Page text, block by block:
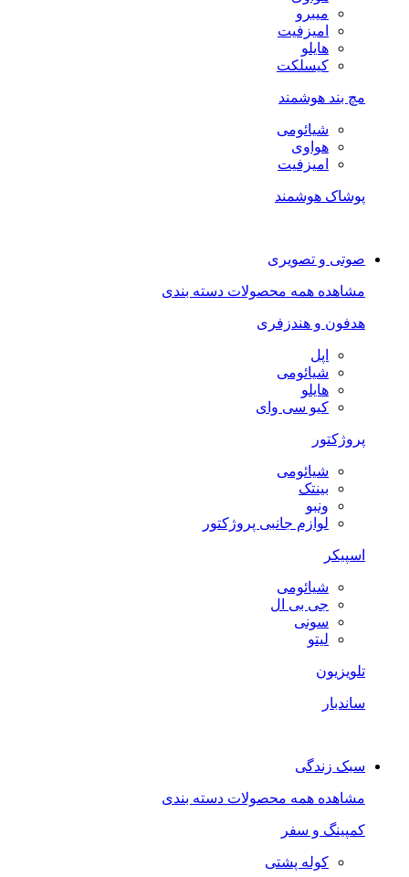
میبرو
امیزفیت
هایلو
کیسلکت
مچ بند هوشمند
شیائومی
هواوی
امیزفیت
پوشاک هوشمند
صوتی و تصویری
مشاهده همه محصولات دسته بندی
هدفون و هندزفری
اپل
شیائومی
هایلو
کیو سی وای
پروژکتور
شیائومی
بینتک
ونبو
لوازم جانبی پروژکتور
اسپیکر
شیائومی
جی بی ال
سونی
لیتو
تلویزیون
ساندبار
سبک زندگی
مشاهده همه محصولات دسته بندی
کمپینگ و سفر
کوله پشتی